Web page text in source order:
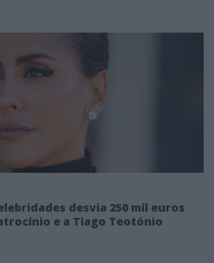
desvia 250 mil euros
e a Tiago Teotónio